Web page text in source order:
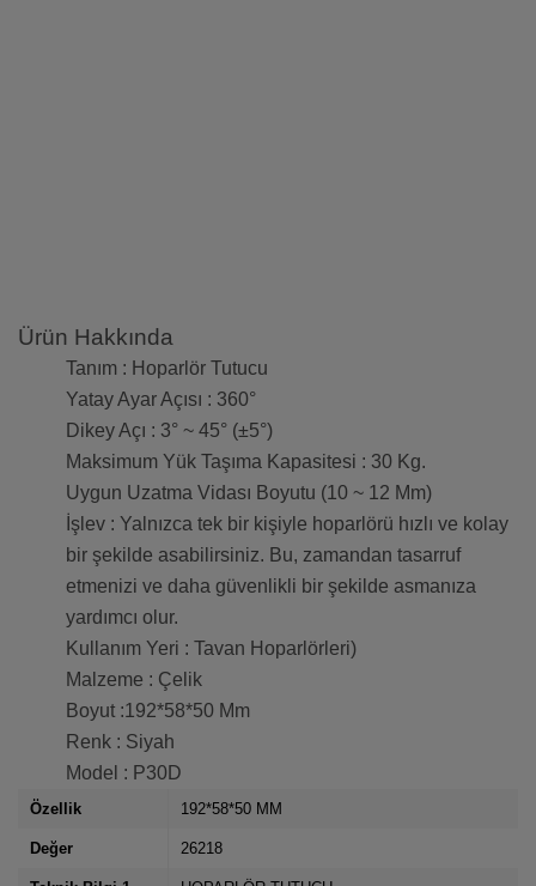
Ürün Hakkında
Tanım : Hoparlör Tutucu
Yatay Ayar Açısı : 360°
Dikey Açı : 3° ~ 45° (±5°)
Maksimum Yük Taşıma Kapasitesi : 30 Kg.
Uygun Uzatma Vidası Boyutu (10 ~ 12 Mm)
İşlev : Yalnızca tek bir kişiyle hoparlörü hızlı ve kolay
bir şekilde asabilirsiniz. Bu, zamandan tasarruf
etmenizi ve daha güvenlikli bir şekilde asmanıza
yardımcı olur.
Kullanım Yeri : Tavan Hoparlörleri)
Malzeme : Çelik
Boyut :192*58*50 Mm
Renk : Siyah
Model : P30D
Özellik 192*58*50 MM
Değer 26218